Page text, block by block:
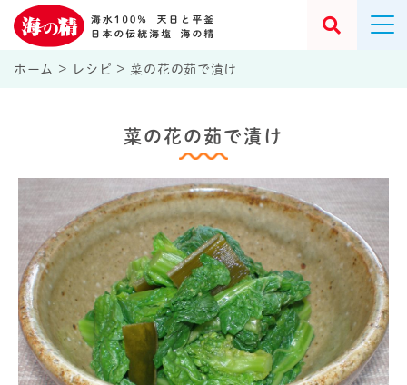
ホーム > レシピ > 菜の花の茹で漬け
菜の花の茹で漬け